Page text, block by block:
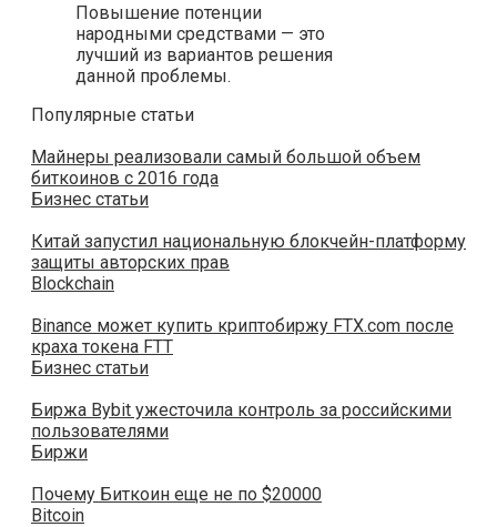
Повышение потенции
народными средствами — это
лучший из вариантов решения
данной проблемы.
Популярные статьи
Майнеры реализовали самый большой объем
биткоинов с 2016 года
Бизнес статьи
Китай запустил национальную блокчейн-платформу
защиты авторских прав
Blockchain
Binance может купить криптобиржу FTX.com после
краха токена FTT
Бизнес статьи
Биржа Bybit ужесточила контроль за российскими
пользователями
Биржи
Почему Биткоин еще не по $20000
Bitcoin